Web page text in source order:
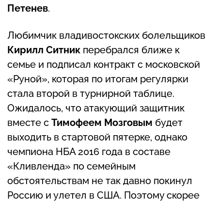
Петенев.
Любимчик владивостокских болельщиков
Кирилл Ситник перебрался ближе к
семье и подписал контракт с московской
«Руной», которая по итогам регулярки
стала второй в турнирной таблице.
Ожидалось, что атакующий защитник
вместе с Тимофеем Мозговым будет
выходить в стартовой пятерке, однако
чемпиона НБА 2016 года в составе
«Кливленда» по семейным
обстоятельствам не так давно покинул
Россию и улетел в США. Поэтому скорее